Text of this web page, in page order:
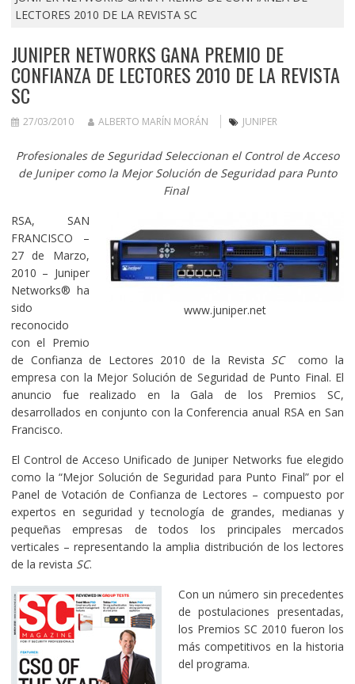
LECTORES 2010 DE LA REVISTA SC
JUNIPER NETWORKS GANA PREMIO DE
CONFIANZA DE LECTORES 2010 DE LA REVISTA
SC
27/03/2010 ALBERTO MARÍN MORÁN JUNIPER
Profesionales de Seguridad Seleccionan el Control de Acceso
de Juniper como la Mejor Solución de Seguridad para Punto
Final
www.juniper.net
RSA, SAN
FRANCISCO –
27 de Marzo,
2010 – Juniper
Networks® ha
sido
reconocido
con el Premio
de Confianza de Lectores 2010 de la Revista SC
como la
empresa con la Mejor Solución de Seguridad de Punto Final. El
anuncio fue realizado en la Gala de los Premios SC,
desarrollados en conjunto con la Conferencia anual RSA en San
Francisco.
El Control de Acceso Unificado de Juniper Networks fue elegido
como la “Mejor Solución de Seguridad para Punto Final” por el
Panel de Votación de Confianza de Lectores – compuesto por
expertos en seguridad y tecnología de grandes, medianas y
pequeñas empresas de todos los principales mercados
verticales – representando la amplia distribución de los lectores
de la revista SC.
Con un número sin precedentes
de postulaciones presentadas,
los Premios SC 2010 fueron los
más competitivos en la historia
del programa.